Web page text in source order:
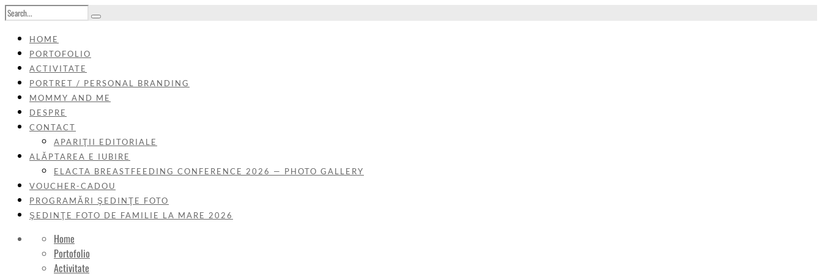
HOME
PORTOFOLIO
ACTIVITATE
PORTRET / PERSONAL BRANDING
MOMMY AND ME
DESPRE
CONTACT
APARIŢII EDITORIALE
ALĂPTAREA E IUBIRE
ELACTA BREASTFEEDING CONFERENCE 2026 — PHOTO GALLERY
VOUCHER-CADOU
PROGRAMĂRI ŞEDINŢE FOTO
ŞEDINŢE FOTO DE FAMILIE LA MARE 2026
Home
Portofolio
Activitate